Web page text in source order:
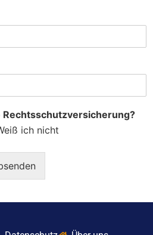
ich nicht